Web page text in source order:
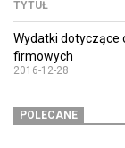
TYTUŁ
Wydatki dotyczące
firmowych
2016-12-28
POLECANE